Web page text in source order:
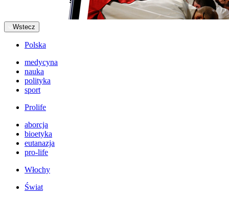
Wstecz
Polska
medycyna
nauka
polityka
sport
Prolife
aborcja
bioetyka
eutanazja
pro-life
Włochy
Świat